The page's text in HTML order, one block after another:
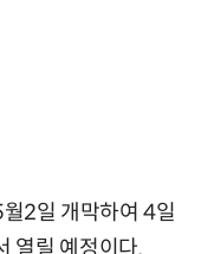
2일 개막하여 4일
열릴 예정이다.